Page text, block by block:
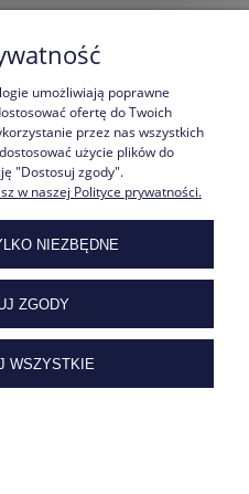
07-13
serdecznie i polecam
umożliwiają poprawne
ofertę do Twoich
przez nas wszystkich
użycie plików do
"Dostosuj zgody".
w naszej Polityce prywatności.
NIEZBĘDNE
ZGODY
WSZYSTKIE